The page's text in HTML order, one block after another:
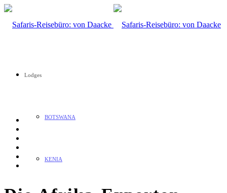
Lodges
BOTSWANA
KENIA